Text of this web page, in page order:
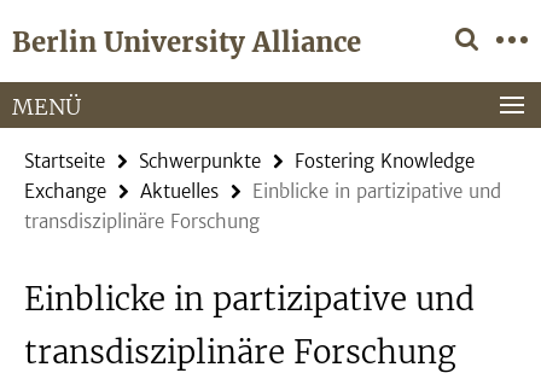
direkt
Inhalt
Berlin University Alliance
Service-
Navigation
MENÜ
Startseite Schwerpunkte
Fostering Knowledge
Exchange
Aktuelles
Einblicke in partizipative und
transdisziplinäre Forschung
Einblicke in partizipative und
transdisziplinäre Forschung